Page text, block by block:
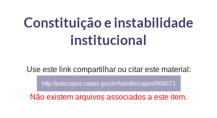
Controladoria-Geral da União
Secretaria-Geral
Secretaria de Governo
Constituição e instabilidade
institucional
Use este link compartilhar ou citar este material:
http://educapes.capes.gov.br/handle/capes/908671
Não existem arquivos associados a este item.